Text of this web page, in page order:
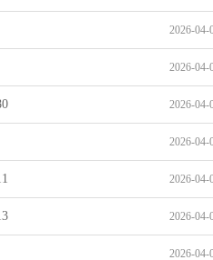
2026-04-
2026-04-
2026-04-
2026-04-
2026-04-
2026-04-
2026-04-